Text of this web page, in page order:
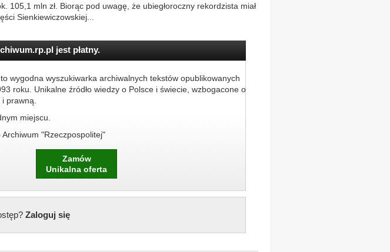
105,1 mln zł. Biorąc pod uwagę, że ubiegłoroczny rekordzista miał
Sienkiewiczowskiej...
jest płatny.
wygodna wyszukiwarka archiwalnych tekstów opublikowanych
roku. Unikalne źródło wiedzy o Polsce i świecie, wzbogacone o
prawną.
miejscu.
"Rzeczpospolitej"
Zamów
Unikalna oferta
Zaloguj się